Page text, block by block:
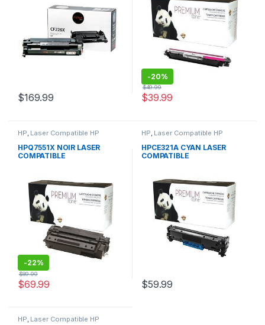
$169.99
-20%
$39.99
$49.99
HP, Laser Compatible HP
HPQ7551X NOIR LASER
COMPATIBLE
-22%
$69.99
$89.99
HP, Laser Compatible HP
HPCE321A CYAN LASER
COMPATIBLE
$59.99
HP, Laser Compatible HP